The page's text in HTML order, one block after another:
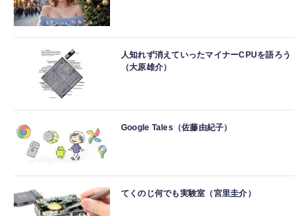
人知れず消えていったマイナーCPUを語ろう
（大原雄介）
Google Tales（佐藤由紀子）
てくのじ何でも実験室（宮里圭介）